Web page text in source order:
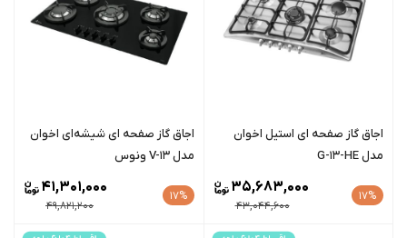
اجاق گاز صفحه ای استیل اخوان
مدل G-13-HE
17%
43,044,600
35,683,000
اجاق گاز صفحه ای شیشه‌ای اخوان
مدل V-13 ونوس
17%
49,821,200
41,301,000